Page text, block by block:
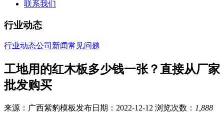
联系我们
行业动态
行业动态公司新闻常见问题
工地用的红木板多少钱一张？直接从厂家
批发购买
来源：广西紫豹模板发布日期：2022-12-12 浏览次数： 1,888